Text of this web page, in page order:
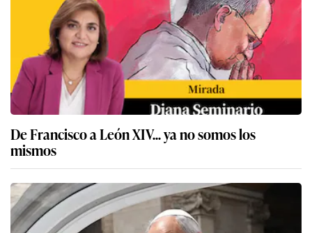
De Francisco a León XIV... ya no somos los
mismos